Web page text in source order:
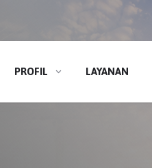
PROFIL LAYANAN